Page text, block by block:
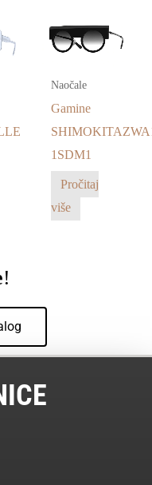
Naočale
Gamine
1SDM1
Pročitaj
više
!